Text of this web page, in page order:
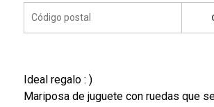
Ideal regalo : )
Mariposa de juguete con ruedas que